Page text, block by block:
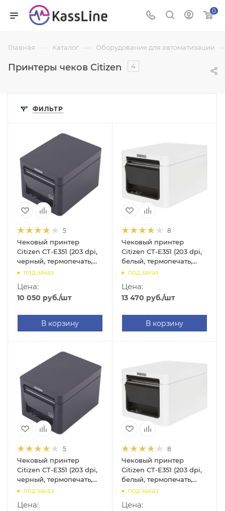
0
Главная — Каталог — Оборудование для автоматизации
Принтеры чеков Citizen 4
ФИЛЬТР
5
Чековый принтер
Citizen CT-E351 (203 dpi,
черный, термопечать,
USB/Ethernet, с
под заказ
Цена:
10 050 руб./шт
В корзину
8
Чековый принтер
Citizen CT-E351 (203 dpi,
белый, термопечать,
USB/RS-232, с
под заказ
Цена:
13 470 руб./шт
В корзину
5
Чековый принтер
Citizen CT-E351 (203 dpi,
черный, термопечать,
USB/RS-232, с
под заказ
Цена:
8
Чековый принтер
Citizen CT-E351 (203 dpi,
белый, термопечать,
USB/Ethernet, с
под заказ
Цена: